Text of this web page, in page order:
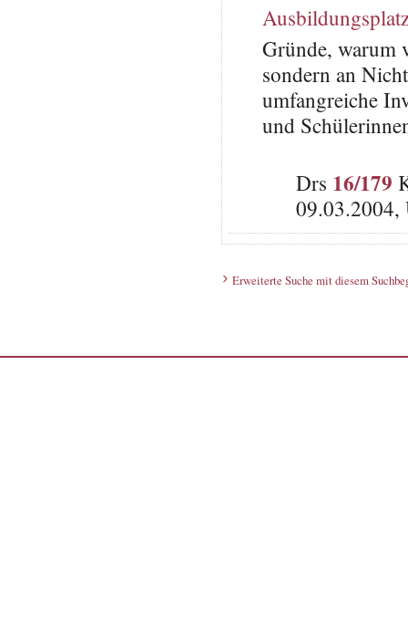
Gründe, warum
sondern an
umfangreiche
und
Drs 16/179
09.03.2004,
Erweiterte Suche mit diesem